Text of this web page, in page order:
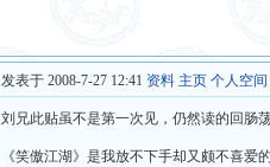
发表于 2008-7-27 12:41 资料 主页 个人空间
刘兄此贴虽不是第一次见，仍然读的回肠
《笑傲江湖》是我放不下手却又颇不喜